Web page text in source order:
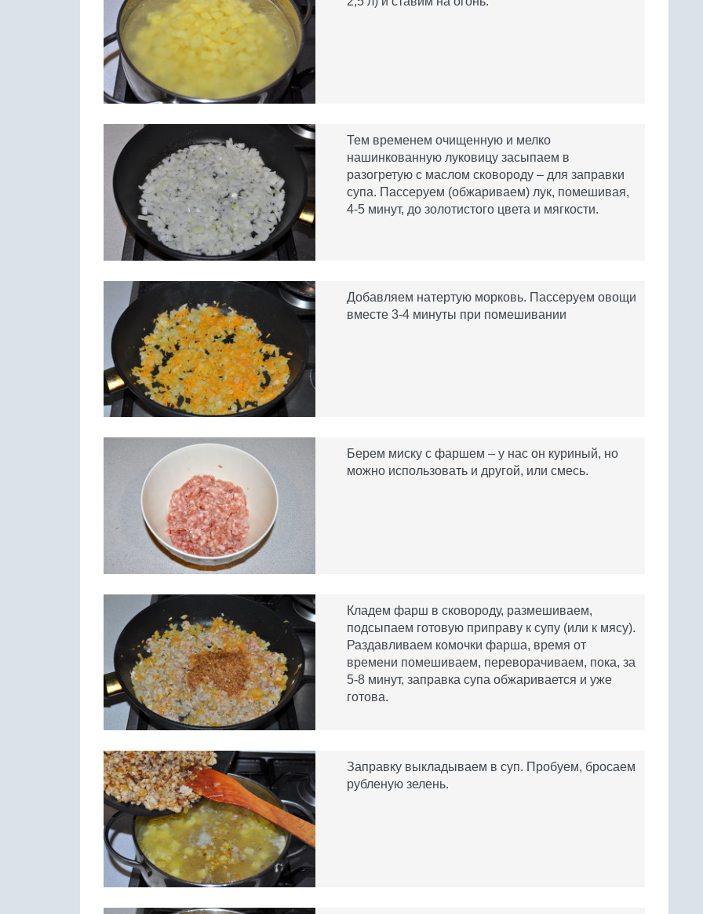
Тем временем очищенную и мелко
нашинкованную луковицу засыпаем в
разогретую с маслом сковороду – для заправки
супа. Пассеруем (обжариваем) лук, помешивая,
4-5 минут, до золотистого цвета и мягкости.
Добавляем натертую морковь. Пассеруем овощи
вместе 3-4 минуты при помешивании
Берем миску с фаршем – у нас он куриный, но
можно использовать и другой, или смесь.
Кладем фарш в сковороду, размешиваем,
подсыпаем готовую приправу к супу (или к мясу).
Раздавливаем комочки фарша, время от
времени помешиваем, переворачиваем, пока, за
5-8 минут, заправка супа обжаривается и уже
готова.
Заправку выкладываем в суп. Пробуем, бросаем
рубленую зелень.